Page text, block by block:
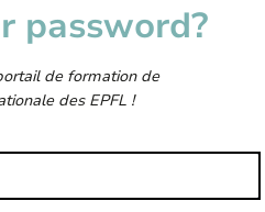
password?
de formation de
des EPFL !